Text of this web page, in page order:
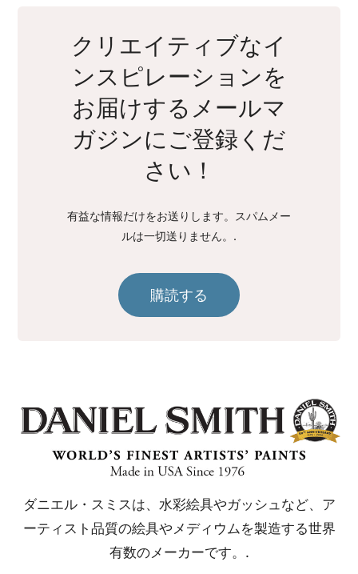
クリエイティブなイ
ンスピレーションを
お届けするメールマ
ガジンにご登録くだ
さい！
有益な情報だけをお送りします。スパムメー
ルは一切送りません。.
購読する
ダニエル・スミスは、水彩絵具やガッシュなど、ア
ーティスト品質の絵具やメディウムを製造する世界
有数のメーカーです。.